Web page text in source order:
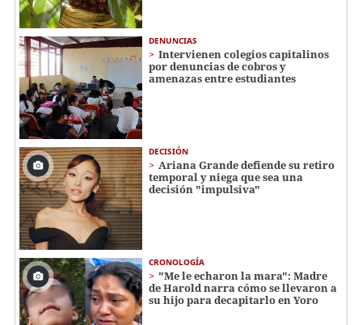
DENUNCIAS
Intervienen colegios capitalinos
por denuncias de cobros y
amenazas entre estudiantes
DECISIÓN
Ariana Grande defiende su retiro
temporal y niega que sea una
decisión "impulsiva"
CRONOLOGÍA
"Me le echaron la mara": Madre
de Harold narra cómo se llevaron a
su hijo para decapitarlo en Yoro